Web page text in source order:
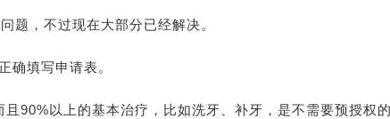
题，不过现在大部分已经解决。
确填写申请表。
90%以上的基本治疗，比如洗牙、补牙，是不需要预授权